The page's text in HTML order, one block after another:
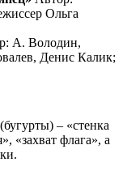
Ольга
А. Володин,
Денис Калик;
– «стенка
«захват флага», а